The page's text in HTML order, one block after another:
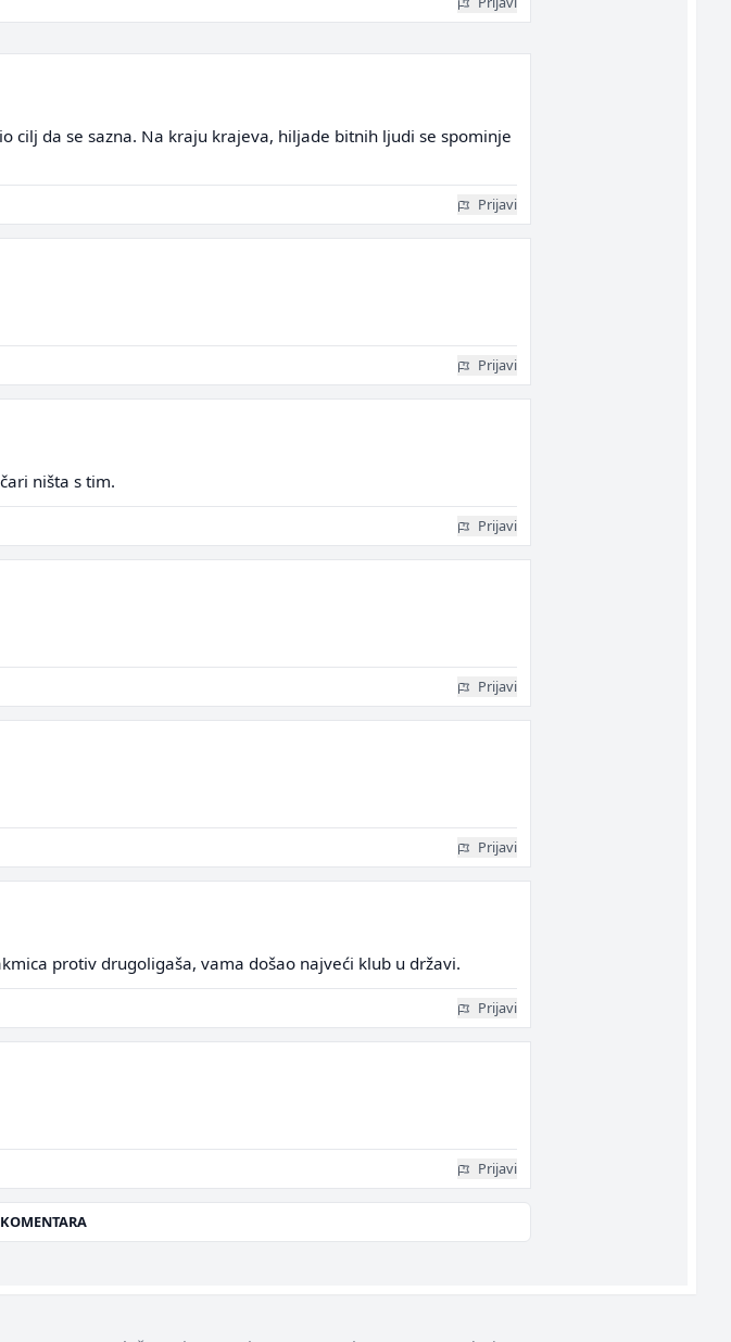
cilj da se sazna. Na kraju krajeva, hiljade bitnih ljudi se spominje
Prijavi
Prijavi
ništa s tim.
Prijavi
Prijavi
Prijavi
protiv drugoligaša, vama došao najveći klub u državi.
Prijavi
Prijavi